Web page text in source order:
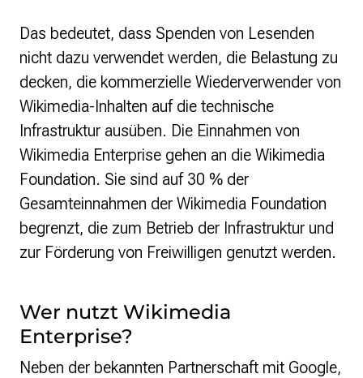
Das bedeutet, dass Spenden von Lesenden
nicht dazu verwendet werden, die Belastung zu
decken, die kommerzielle Wiederverwender von
Wikimedia-Inhalten auf die technische
Infrastruktur ausüben. Die Einnahmen von
Wikimedia Enterprise gehen an die Wikimedia
Foundation. Sie sind auf 30 % der
Gesamteinnahmen der Wikimedia Foundation
begrenzt, die zum Betrieb der Infrastruktur und
zur Förderung von Freiwilligen genutzt werden.
Wer nutzt Wikimedia
Enterprise?
Neben der bekannten Partnerschaft mit Google,